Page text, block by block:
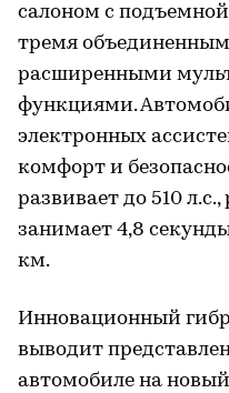
салоном с
тремя
расширенными
функциями.
электронных
комфорт и
развивает до 510
занимает 4,8
км.
Инновационный
выводит
автомобиле на новый